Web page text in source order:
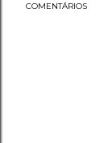
COMENTÁRIOS